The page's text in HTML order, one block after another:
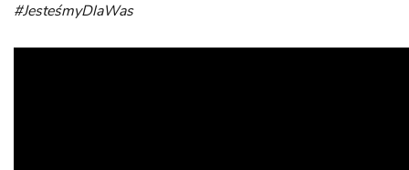
#JesteśmyDlaWas